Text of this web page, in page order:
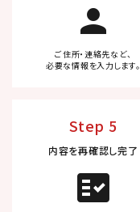
person
ご住所・連絡先など、
必要な情報を入力します。
Step 5
内容を再確認し完了
fact_check